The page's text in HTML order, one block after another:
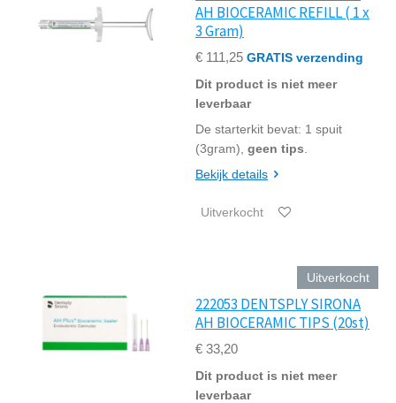
AH BIOCERAMIC REFILL ( 1 x
3 Gram)
€ 111,25 GRATIS verzending
Dit product is niet meer
leverbaar
De starterkit bevat: 1 spuit
(3gram), geen tips
Bekijk details
Uitverkocht
Uitverkocht
222053 DENTSPLY SIRONA
AH BIOCERAMIC TIPS (20st)
€ 33,20
Dit product is niet meer
leverbaar